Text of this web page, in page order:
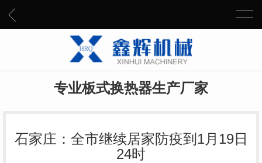
专业板式换热器生产厂家
石家庄：全市继续居家防疫到1月19日
24时